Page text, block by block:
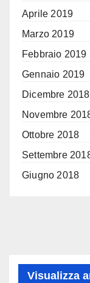
Aprile 2019
Marzo 2019
Febbraio 2019
Gennaio 2019
Dicembre 2018
Novembre
Ottobre 2018
Settembre
Giugno 2018
Visualizza